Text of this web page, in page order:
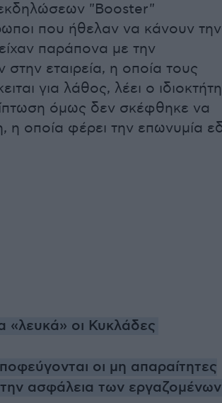
εκδηλώσεων "Booster"
που ήθελαν να κάνουν την
παράπονα με την
εταιρεία, η οποία τους
για λάθος, λέει ο
όμως δεν σκέφθηκε να
η οποία φέρει την επωνυμία
«λευκά» οι Κυκλάδες
οι μη απαραίτητες
την ασφάλεια των εργαζομένων